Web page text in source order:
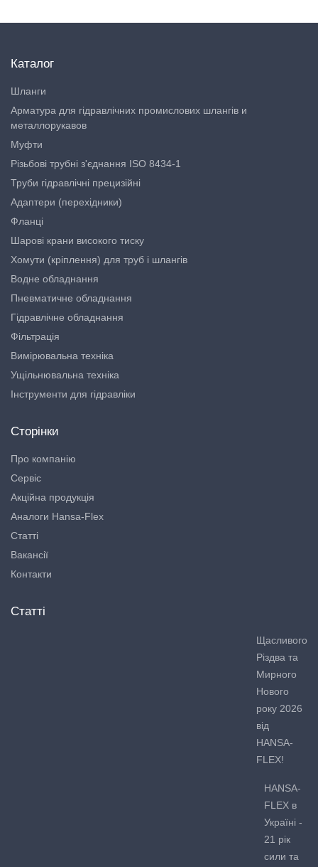
Каталог
Шланги
Арматура для гідравлічних промислових шлангів и
металлорукавов
Муфти
Різьбові трубні з'єднання ISO 8434-1
Труби гідравлічні прецизійні
Адаптери (перехідники)
Фланці
Шарові крани високого тиску
Хомути (кріплення) для труб і шлангів
Водне обладнання
Пневматичне обладнання
Гідравлічне обладнання
Фільтрація
Вимірювальна техніка
Ущільнювальна техніка
Інструменти для гідравліки
Сторінки
Про компанію
Сервіс
Акційна продукція
Аналоги Hansa-Flex
Статті
Вакансії
Контакти
Статті
Щасливого
Різдва та
Мирного
Нового
року 2026
від
HANSA-
FLEX!
HANSA-
FLEX в
Україні -
21 рік
сили та